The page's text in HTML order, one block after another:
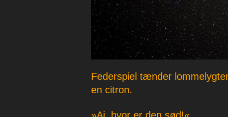
Federspiel tænder
en citron.